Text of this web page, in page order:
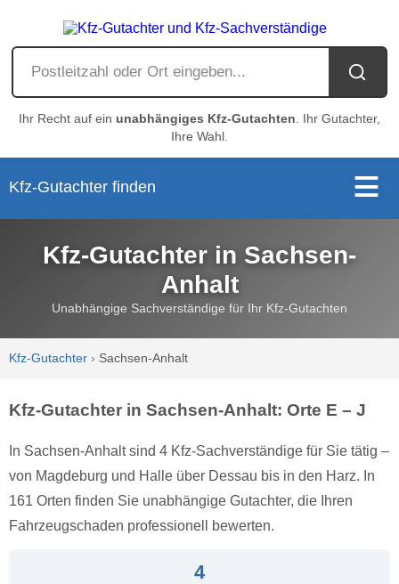
Ihr Recht auf ein unabhängiges Kfz-Gutachten . Ihr Gutachter,
Ihre Wahl.
Kfz-Gutachter finden
Kfz-Gutachter in Sachsen-
Anhalt
Unabhängige Sachverständige für Ihr Kfz-Gutachten
Kfz-Gutachter › Sachsen-Anhalt
Kfz-Gutachter in Sachsen-Anhalt: Orte E – J
In Sachsen-Anhalt sind 4 Kfz-Sachverständige für Sie tätig –
von Magdeburg und Halle über Dessau bis in den Harz. In
161 Orten finden Sie unabhängige Gutachter, die Ihren
Fahrzeugschaden professionell bewerten.
4